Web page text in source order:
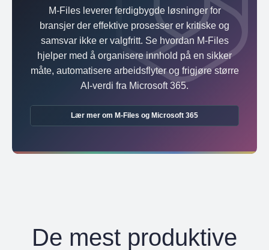
M-Files leverer ferdigbygde løsninger for
bransjer der effektive prosesser er kritiske og
samsvar ikke er valgfritt. Se hvordan M-Files
hjelper med å organisere innhold på en sikker
måte, automatisere arbeidsflyter og frigjøre større
AI-verdi fra Microsoft 365.
Lær mer om M-Files og Microsoft 365
De mest produktive